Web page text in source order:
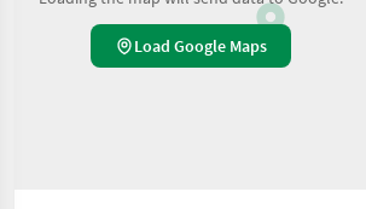
Load Google Maps